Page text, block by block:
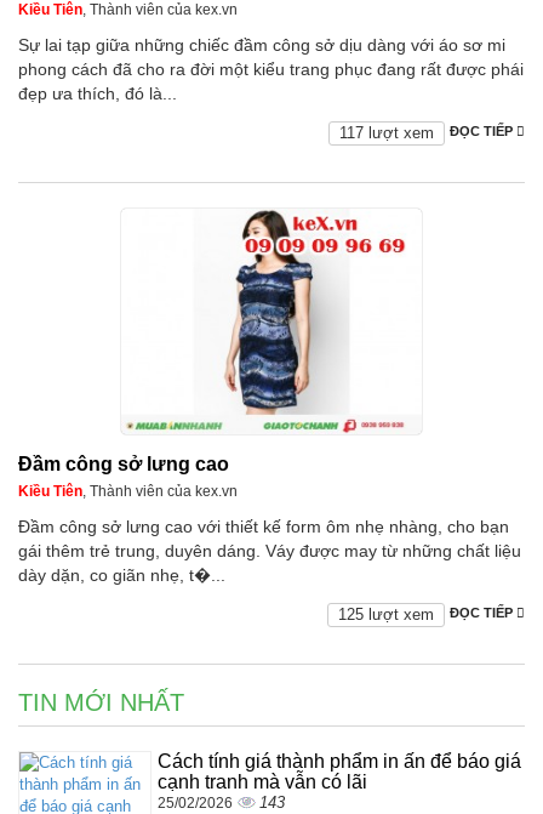
Kiều Tiên, Thành viên của kex.vn
Sự lai tạp giữa những chiếc đầm công sở dịu dàng với áo sơ mi
phong cách đã cho ra đời một kiểu trang phục đang rất được phái
đẹp ưa thích, đó là...
ĐỌC TIẾP
117 lượt xem
Đầm công sở lưng cao
Kiều Tiên, Thành viên của kex.vn
Đầm công sở lưng cao với thiết kế form ôm nhẹ nhàng, cho bạn
gái thêm trẻ trung, duyên dáng. Váy được may từ những chất liệu
dày dặn, co giãn nhẹ, t�...
ĐỌC TIẾP
125 lượt xem
TIN MỚI NHẤT
Cách tính giá thành phẩm in ấn để báo giá
cạnh tranh mà vẫn có lãi
25/02/2026 143